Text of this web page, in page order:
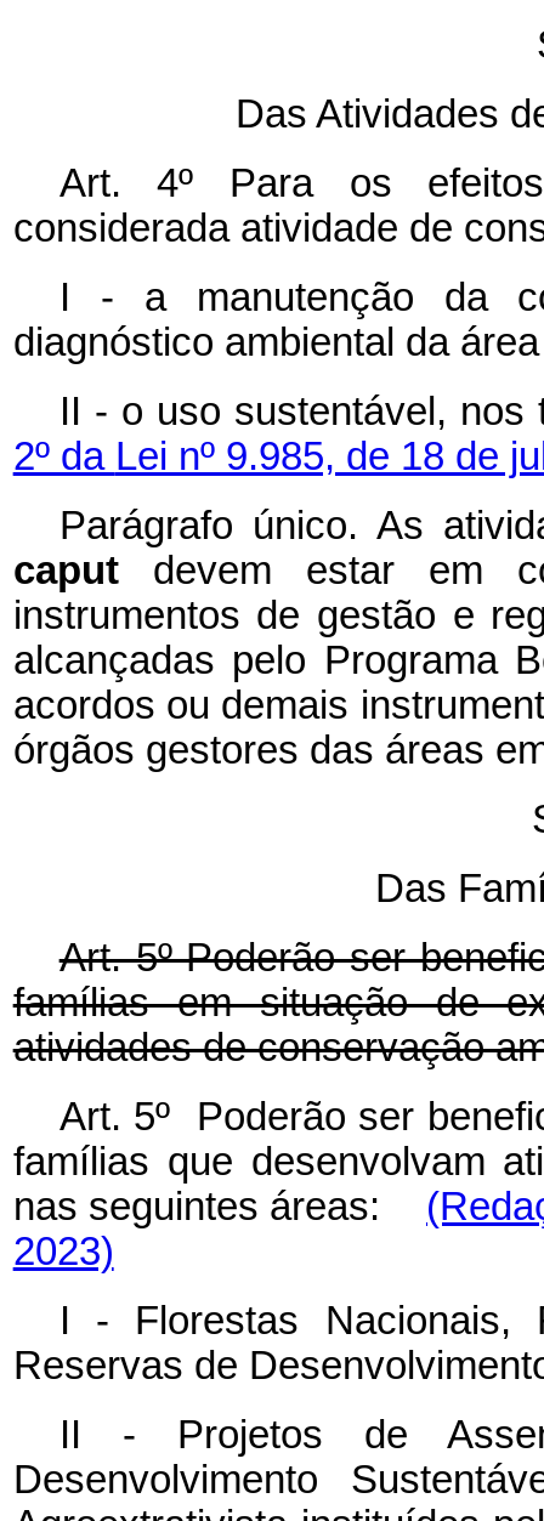
Das Atividades
Art. 4º Para os
considerada atividade de
I - a manutenção da
diagnóstico ambiental da
II - o uso sustentável,
2º da Lei nº 9.985, de 18 de
Parágrafo único. As
caput devem estar em
instrumentos de gestão e
alcançadas pelo Programa
acordos ou demais
órgãos gestores das áreas
Das
Art. 5º Poderão ser
famílias em situação de
atividades de conservação
Art. 5º Poderão ser
famílias que desenvolvam
nas seguintes áreas:
2023)
I - Florestas Nacionais,
Reservas de
II - Projetos de
Desenvolvimento